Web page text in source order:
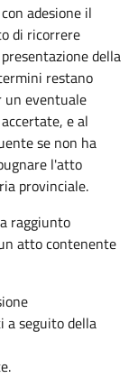
adesione il
di ricorrere
della
restano
un eventuale
e al
se non ha
l'atto
provinciale.
raggiunto
atto contenente
a seguito della